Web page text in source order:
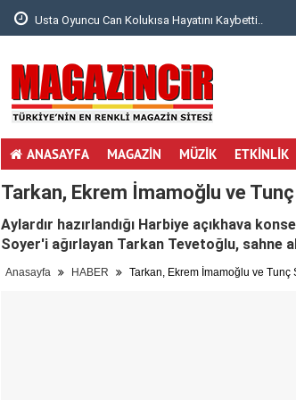
Usta Oyuncu Can Kolukısa Hayatını Kaybetti..
ANASAYFA MAGAZİN MÜZİK ETKİNLİK
Tarkan, Ekrem İmamoğlu ve
Aylardır hazırlandığı Harbiye açıkhava
Soyer'i ağırlayan Tarkan Tevetoğlu, sahne
Anasayfa HABER Tarkan, Ekrem İmamoğlu ve Tunç